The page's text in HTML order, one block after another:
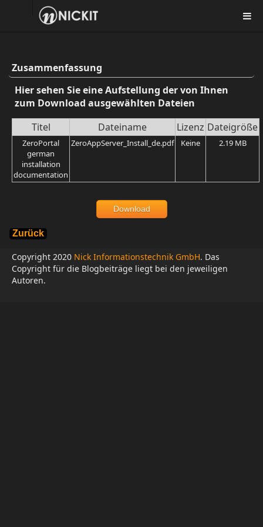
Zusammenfassung
Hier sehen Sie eine Aufstellung der von Ihnen
zum Download ausgewählten Dateien
Titel
Dateiname Lizenz Dateigröße
ZeroPortal
german
installation
documentation
ZeroAppServer_Install_de.pdf Keine 2.19 MB
Download
Zurück
Copyright 2020 Nick Informationstechnik GmbH. Das
Copyright für die Blogbeiträge liegt bei den jeweiligen
Autoren.